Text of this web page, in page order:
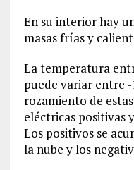
En su interior hay
masas frías y
La temperatura
puede variar entre -
rozamiento de
eléctricas positivas
Los positivos se
la nube y los